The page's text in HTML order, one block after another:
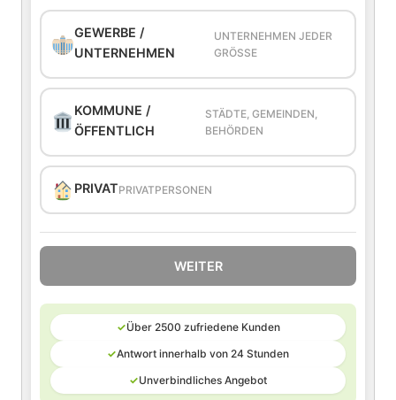
GEWERBE /
UNTERNEHMEN
UNTERNEHMEN JEDER
GRÖSSE
KOMMUNE /
ÖFFENTLICH
STÄDTE, GEMEINDEN,
BEHÖRDEN
PRIVATPRIVATPERSONEN
WEITER
✓Über 2500 zufriedene Kunden
✓Antwort innerhalb von 24 Stunden
✓Unverbindliches Angebot